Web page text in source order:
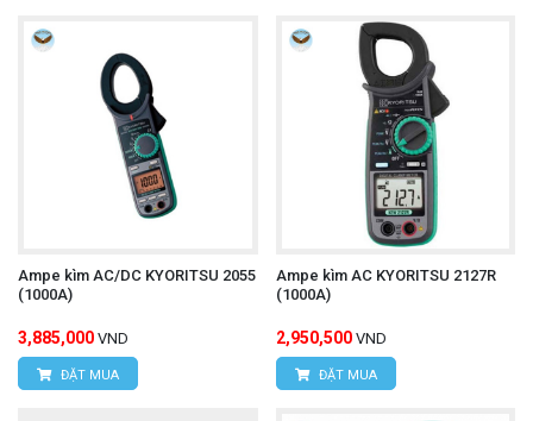
Ampe kìm AC/DC KYORITSU 2055
(1000A)
3,885,000 VND
ĐẶT MUA
Ampe kìm AC KYORITSU 2127R
(1000A)
2,950,500 VND
ĐẶT MUA